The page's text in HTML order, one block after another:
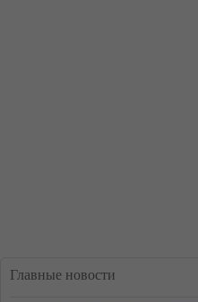
Главные новости